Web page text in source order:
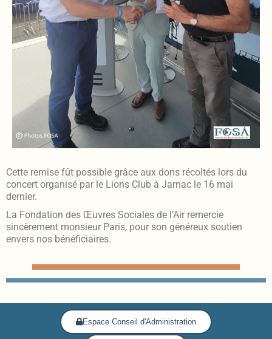
Cette remise fût possible grâce aux dons récoltés lors du
concert organisé par le Lions Club à Jarnac le 16 mai
dernier.
La Fondation des Œuvres Sociales de l’Air remercie
sincèrement monsieur Paris, pour son généreux soutien
envers nos bénéficiaires.
Espace Conseil d'Administration